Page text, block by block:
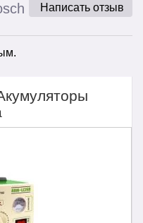
Написать отзыв